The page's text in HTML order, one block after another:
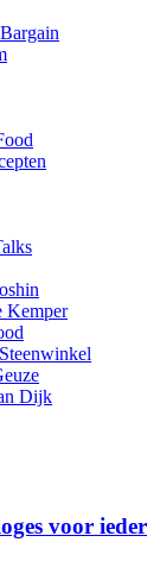
Kemper
Dijk
voor